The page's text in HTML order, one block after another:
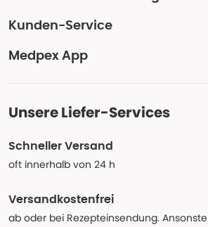
Kunden-Service
Medpex App
Unsere Liefer-Services
Schneller Versand
oft innerhalb von 24 h
Versandkostenfrei
ab oder bei Rezepteinsendung.